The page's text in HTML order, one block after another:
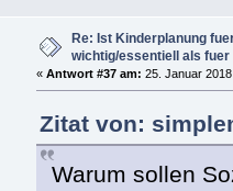
Re: Ist Kinderplanung
wichtig/essentiell als fuer
« Antwort #37 am: 25. Januar
Zitat von:
Warum sollen